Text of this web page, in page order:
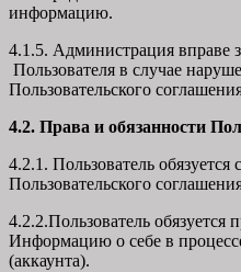
информацию.
4.1.5. Администрация вправе
Пользователя в случае
Пользовательского
4.2. Права и обязанности
4.2.1. Пользователь
Пользовательского
4.2.2.Пользователь обязуется
Информацию о себе в
(аккаунта).